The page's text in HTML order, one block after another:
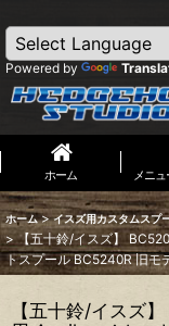
Powered by
ホーム メニ
ホーム > イスズ用カスタムスプ
> 【五十鈴/イスズ】
トスプール BC5240R 旧モ
【五十鈴/イスズ